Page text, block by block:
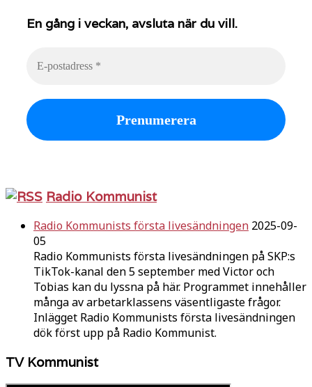
En gång i veckan, avsluta när du vill.
Radio Kommunist
Radio Kommunists första livesändningen 2025-09-
05
Radio Kommunists första livesändningen på SKP:s
TikTok-kanal den 5 september med Victor och
Tobias kan du lyssna på här. Programmet innehåller
många av arbetarklassens väsentligaste frågor.
Inlägget Radio Kommunists första livesändningen
dök först upp på Radio Kommunist.
TV Kommunist